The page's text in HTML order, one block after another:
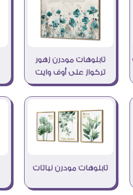
تابلوهات مودرن زهور
تركواز على أوف وايت
تابلوهات مودرن نباتات